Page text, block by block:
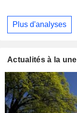
Plus d'analyses
Actualités à la une